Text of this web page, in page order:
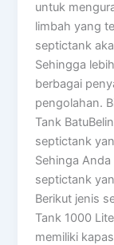
untuk
limbah yang
septictank
Sehingga
berbagai
pengolahan.
Tank
septictank
Sehinga
septictank
Berikut jenis
Tank 1000
memiliki